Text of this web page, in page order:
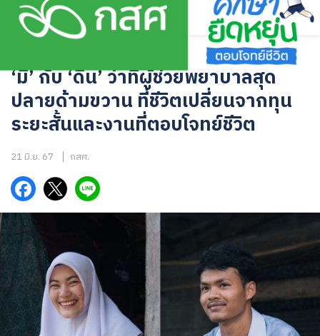
Skip
‘มี’ กับ ‘ดีน’ ว่าที่ผู้ช่วยพยาบาลสุด
ปลายด้ามขวาน ที่ชีวิตเปลี่ยนจากทุน
ระยะสั้นและงานที่ตอบโจทย์ชีวิต
21 มิ.ย. 67 กสศ.